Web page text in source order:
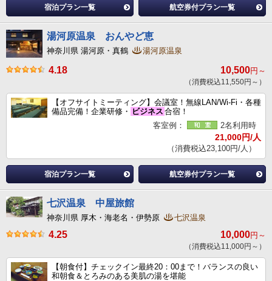
宿泊プラン一覧 航空券付プラン一覧
湯河原温泉 おんやど恵
神奈川県 湯河原・真鶴 湯河原温泉
4.18 10,500円～
（消費税込11,550円～）
【オフサイトミーティング】会議室！無線LAN/Wi-Fi・各種
備品完備！企業研修・ ビジネス 合宿！
客室例：
2名利用時
21,000円/人
（消費税込23,100円/人）
宿泊プラン一覧 航空券付プラン一覧
七沢温泉 中屋旅館
神奈川県 厚木・海老名・伊勢原 七沢温泉
4.25 10,000円～
（消費税込11,000円～）
【朝食付】チェックイン最終20：00まで！バランスの良い
和朝食＆とろみのある美肌の湯を堪能